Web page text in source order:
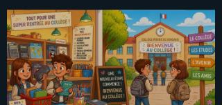
Book Creator | Le nostre ricette preferite -
2025/2026 Bonne lecture et bon appétit !
Mme Guillemard